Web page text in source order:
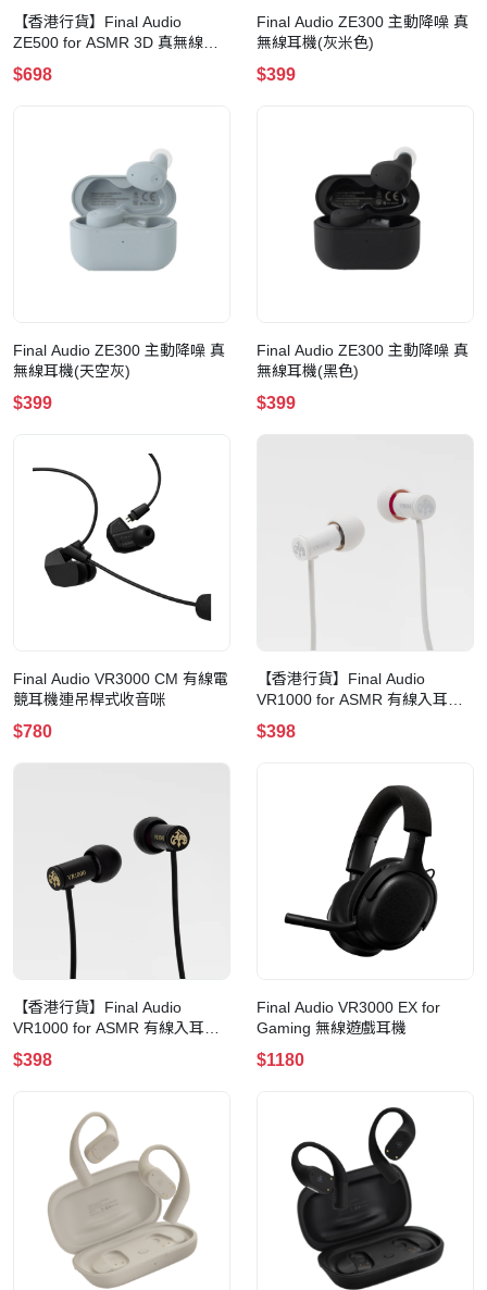
【香港行貨】Final Audio
ZE500 for ASMR 3D 真無線藍
牙耳機
$698
Final Audio ZE300 主動降噪 真
無線耳機(灰米色)
$399
Final Audio ZE300 主動降噪 真
無線耳機(天空灰)
$399
Final Audio ZE300 主動降噪 真
無線耳機(黑色)
$399
Final Audio VR3000 CM 有線電
競耳機連吊桿式收音咪
$780
【香港行貨】Final Audio
VR1000 for ASMR 有線入耳式
耳機(周防 Patra White)
$398
【香港行貨】Final Audio
VR1000 for ASMR 有線入耳式
耳機(周防 Patra Black)
$398
Final Audio VR3000 EX for
Gaming 無線遊戲耳機
$1180